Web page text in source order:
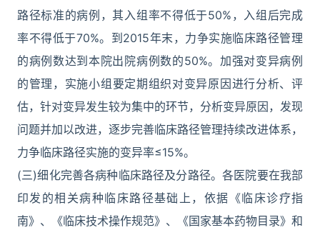
路径标准的病例，其入组率不得低于50%，入组后完成
率不得低于70%。到2015年末，力争实施临床路径管理
的病例数达到本院出院病例数的50%。加强对变异病例
的管理，实施小组要定期组织对变异原因进行分析、评
估，针对变异发生较为集中的环节，分析变异原因，发现
问题并加以改进，逐步完善临床路径管理持续改进体系，
力争临床路径实施的变异率≤15%。
(三)细化完善各病种临床路径及分路径。各医院要在我部
印发的相关病种临床路径基础上，依据《临床诊疗指
南》、《临床技术操作规范》、《国家基本药物目录》和